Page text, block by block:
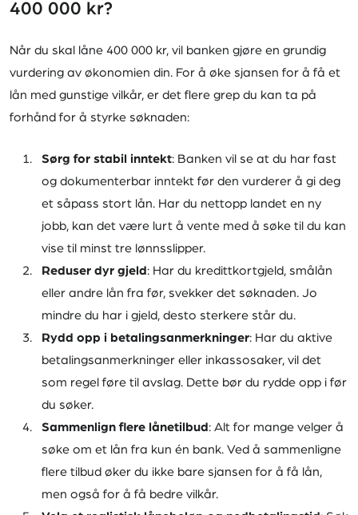
400 000 kr?
Når du skal låne 400 000 kr, vil banken gjøre en grundig
vurdering av økonomien din. For å øke sjansen for å få et
lån med gunstige vilkår, er det flere grep du kan ta på
forhånd for å styrke søknaden:
Sørg for stabil inntekt: Banken vil se at du har fast
og dokumenterbar inntekt før den vurderer å gi deg
et såpass stort lån. Har du nettopp landet en ny
jobb, kan det være lurt å vente med å søke til du kan
vise til minst tre lønnsslipper.
Reduser dyr gjeld: Har du kredittkortgjeld, smålån
eller andre lån fra før, svekker det søknaden. Jo
mindre du har i gjeld, desto sterkere står du.
Rydd opp i betalingsanmerkninger: Har du aktive
betalingsanmerkninger eller inkassosaker, vil det
som regel føre til avslag. Dette bør du rydde opp i før
du søker.
Sammenlign flere lånetilbud: Alt for mange velger å
søke om et lån fra kun én bank. Ved å sammenligne
flere tilbud øker du ikke bare sjansen for å få lån,
men også for å få bedre vilkår.